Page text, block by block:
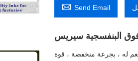
 Send Email
له ، بجرعة منخفضة ، قوة